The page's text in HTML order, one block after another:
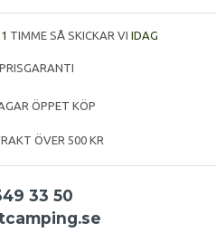
1 TIMME SÅ SKICKAR VI IDAG
PRISGARANTI
ÖPPET KÖP
ÖVER 500 KR
33 50